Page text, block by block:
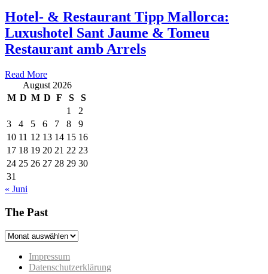
Hotel- & Restaurant Tipp Mallorca:
Luxushotel Sant Jaume & Tomeu
Restaurant amb Arrels
Read More
August 2026
M D M D F S
S
1
2
3
4 5 6 7 8
9
10 11 12 13 14 15 16
17 18 19 20 21 22 23
24 25 26 27 28 29 30
31
« Juni
The Past
The
Impressum
Datenschutzerklärung